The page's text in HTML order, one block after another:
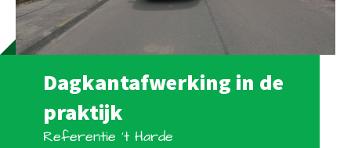
Dagkantafwerking in de
praktijk
Referentie 't Harde